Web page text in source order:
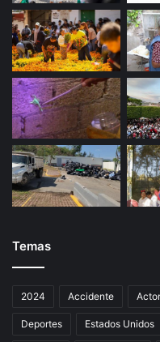
Temas
2024 Accidente Actor
Deportes Estados Unidos